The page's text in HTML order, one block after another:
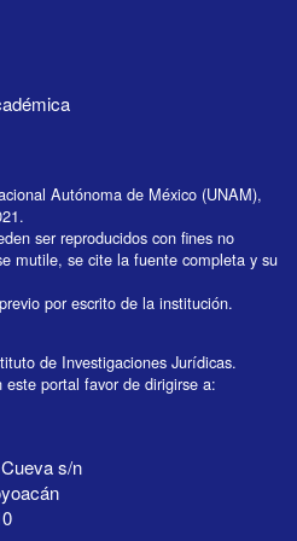
Autónoma de México (UNAM),
ser reproducidos con fines no
mutile, se cite la fuente completa y su
por escrito de la institución.
de Investigaciones Jurídicas.
portal favor de dirigirse a:
s/n